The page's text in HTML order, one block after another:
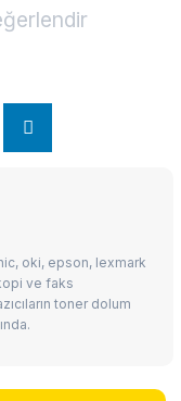
oki, epson, lexmark
ve faks
toner dolum